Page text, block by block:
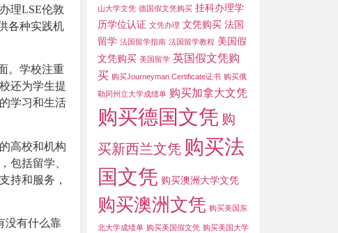
理LSE伦敦
各种实践机
。学校注重
还为学生提
学习和生活
高校和机构
包括留学、
持和服务，
没有什么靠
山大学文凭 德国假文凭购买 挂科办理学
历学位认证 文凭办理 文凭购买 法国
留学 法国留学指南 法国留学教程 美国假
文凭购买 美国留学 英国假文凭购
买 购买Journeyman Certificate证书 购买俄
勒冈州立大学成绩单 购买加拿大文凭
购买德国文凭 购
买新西兰文凭 购买法
国文凭 购买澳洲大学文凭
购买澳洲文凭 购买美国东
北大学成绩单 购买美国假文凭 购买美国大学